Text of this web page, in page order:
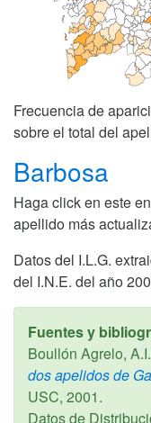
Frecuencia de
sobre el total del
Barbosa
Haga click en este
apellido más
Datos del I.L.G.
del I.N.E. del año
Fuentes y
Boullón Agrelo,
dos apelidos de
USC, 2001.
Datos de